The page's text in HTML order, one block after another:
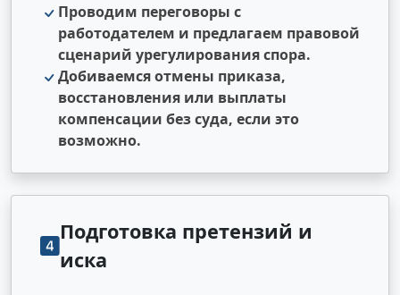
Проводим переговоры с
работодателем и предлагаем правовой
сценарий урегулирования спора.
Добиваемся отмены приказа,
восстановления или выплаты
компенсации без суда, если это
возможно.
Подготовка претензий и
иска